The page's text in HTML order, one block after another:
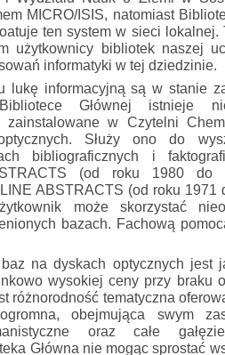
MICRO/ISIS, natomiast
ten system w sieci lokalnej.
użytkownicy bibliotek naszej
informatyki w tej dziedzinie.
lukę informacyjną są w stanie
Głównej istnieje
zainstalowane w Czytelni
Służy ono do
bibliograficznych i
(od roku 1980 do
ABSTRACTS (od roku 1971
może skorzystać
bazach. Fachową
na dyskach optycznych jest
wysokiej ceny przy braku
różnorodność tematyczna
obejmująca swym
oraz całe
Główna nie mogąc sprostać